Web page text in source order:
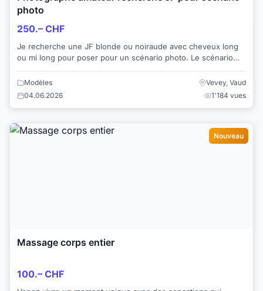
photo
250.– CHF
Je recherche une JF blonde ou noiraude avec cheveux long
ou mi long pour poser pour un scénario photo. Le scénario
illustre le kidnapping d'une JF qu...
Modèles
Vevey, Vaud
04.06.2026
1'184 vues
Nouveau
Massage corps entier
100.– CHF